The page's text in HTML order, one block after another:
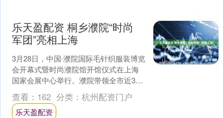
乐天盈配资 桐乡濮院“时尚
军团”亮相上海
3月28日，中国·濮院国际毛针织服装博览
会开幕式暨时尚濮院馆开馆仪式在上海
国家会展中心举行。濮院带领全市近30
家毛衫企业、市场商户和设计师品牌再
次组团亮相上海，....
查看： 162 分类： 杭州配资门户
乐天盈配资